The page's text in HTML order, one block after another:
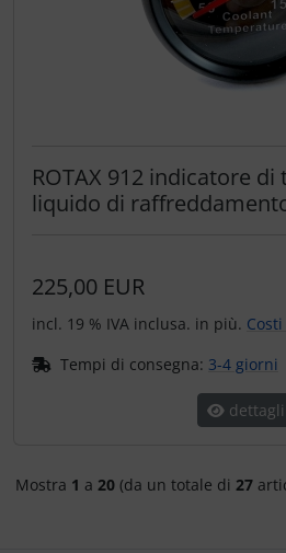
ROTAX 912 indicatore
liquido di
225,00 EUR
incl. 19 % IVA inclusa. in più.
Tempi di consegna: 3-4 giorni
dettagli
Mostra 1 a 20(da un totale di 27